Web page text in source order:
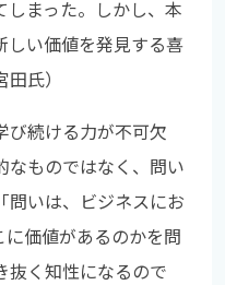
まった。しかし、本
しい価値を発見する喜
氏）
び続ける力が不可欠
なものではなく、問い
問いは、ビジネスにお
価値があるのかを問
抜く知性になるので